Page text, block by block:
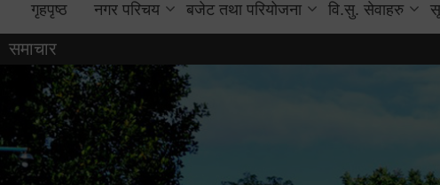
गृहपृष्ठ नगर परिचय बजेट तथा परियोजना वि.सु. सेवाहरु
समाचार